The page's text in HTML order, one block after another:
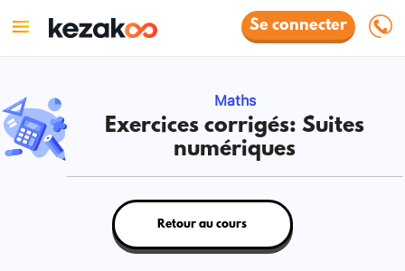
Se connecter
Maths
Exercices corrigés: Suites
numériques
Retour au cours